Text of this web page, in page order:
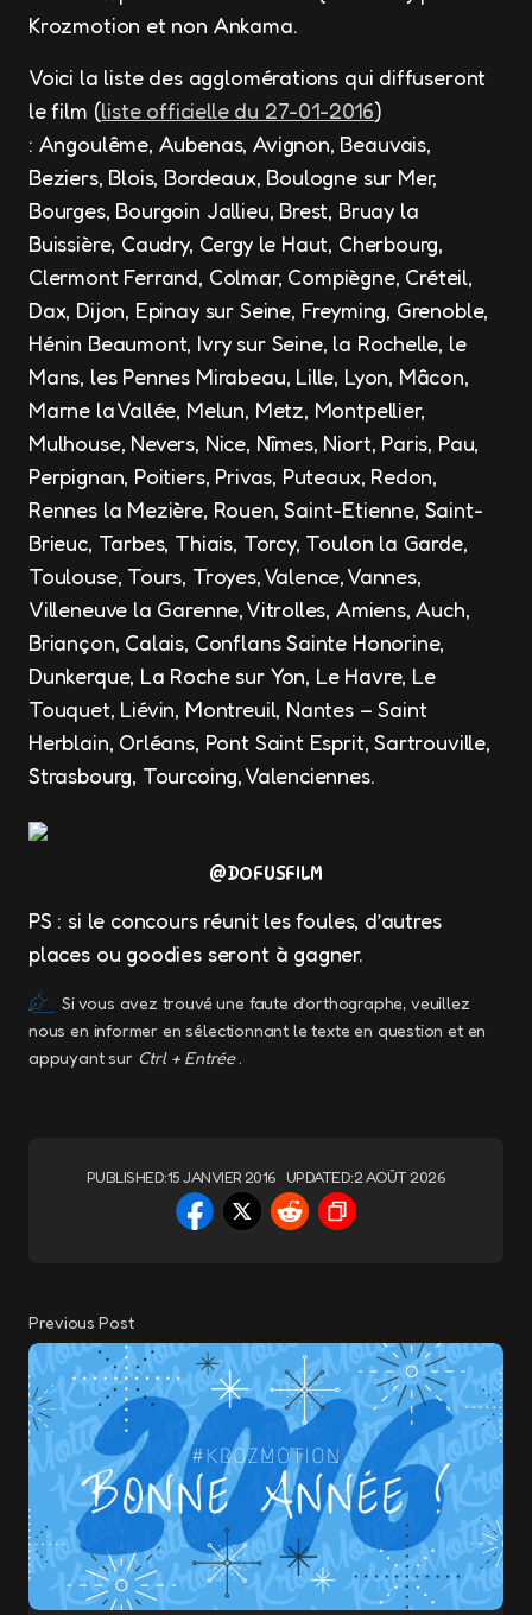
Krozmotion et non Ankama.
Voici la liste des agglomérations qui diffuseront
le film (liste officielle du 27-01-2016)
: Angoulême, Aubenas, Avignon, Beauvais,
Beziers, Blois, Bordeaux, Boulogne sur Mer,
Bourges, Bourgoin Jallieu, Brest, Bruay la
Buissière, Caudry, Cergy le Haut, Cherbourg,
Clermont Ferrand, Colmar, Compiègne, Créteil,
Dax, Dijon, Epinay sur Seine, Freyming, Grenoble,
Hénin Beaumont, Ivry sur Seine, la Rochelle, le
Mans, les Pennes Mirabeau, Lille, Lyon, Mâcon,
Marne la Vallée, Melun, Metz, Montpellier,
Mulhouse, Nevers, Nice, Nîmes, Niort, Paris, Pau,
Perpignan, Poitiers, Privas, Puteaux, Redon,
Rennes la Mezière, Rouen, Saint-Etienne, Saint-
Brieuc, Tarbes, Thiais, Torcy, Toulon la Garde,
Toulouse, Tours, Troyes, Valence, Vannes,
Villeneuve la Garenne, Vitrolles, Amiens, Auch,
Briançon, Calais, Conflans Sainte Honorine,
Dunkerque, La Roche sur Yon, Le Havre, Le
Touquet, Liévin, Montreuil, Nantes – Saint
Herblain, Orléans, Pont Saint Esprit, Sartrouville,
Strasbourg, Tourcoing, Valenciennes.
@DOFUSFILM
PS : si le concours réunit les foules, d’autres
places ou goodies seront à gagner.
Si vous avez trouvé une faute d’orthographe, veuillez
nous en informer en sélectionnant le texte en question et en
appuyant sur Ctrl + Entrée.
PUBLISHED:15 JANVIER 2016 UPDATED:2 AOÛT 2026
Previous Post